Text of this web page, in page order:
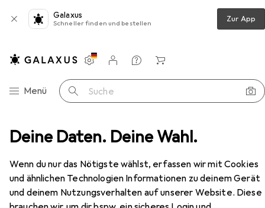
Deine Daten. Deine Wahl.
Wenn du nur das Nötigste wählst, erfassen wir mit Cookies
und ähnlichen Technologien Informationen zu deinem Gerät
und deinem Nutzungsverhalten auf unserer Website. Diese
Galaxus
Schneller finden und bestellen Zur App
Navigation nach Kategorien
Menü Suche
Einstellungen
Kundenkonto
Vergleichslisten
Merklisten
Warenkorb
Zubehör HP Autozubehör KfzSicherheitsschalter
EUR
16,99 stattEUR
18,80
HP Autozubehör
KfzSicherheitsschalter